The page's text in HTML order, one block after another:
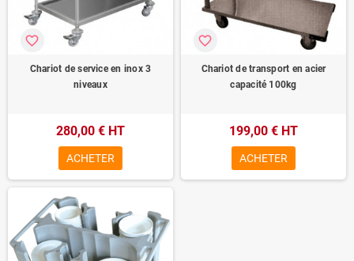
Chariot de service en inox 3
niveaux
favorite_border
280,00 € HT
ACHETER
Chariot de transport en acier
capacité 100kg
favorite_border
199,00 € HT
ACHETER